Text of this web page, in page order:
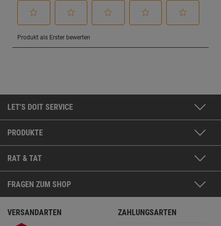
LET'S DOIT SERVICE
PRODUKTE
RAT & TAT
FRAGEN ZUM SHOP
VERSANDARTEN ZAHLUNGSARTEN